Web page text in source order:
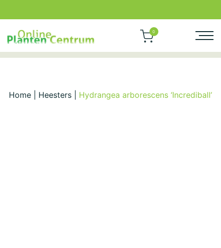
0
Home Heesters Hydrangea arborescens ‘Incrediball’